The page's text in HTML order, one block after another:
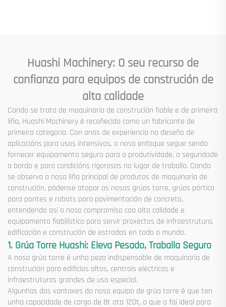
Huashi Machinery: O seu recurso de
confianza para equipos de construción de
alta calidade
Cando se trata de maquinaria de construción fiable e de primeira
liña, Huashi Machinery é recoñecida como un fabricante de
primeira categoría. Con anos de experiencia no deseño de
aplicacións para usos intensivos, o noso enfoque segue sendo
fornecer equipamento seguro para a produtividade, a seguridade
a bordo e para condicións rigorosas no lugar de traballo. Cando
se observa a nosa liña principal de produtos de maquinaria de
construción, pódense atopar as nosas grúas torre, grúas pórtico
para pontes e robots para pavimentación de concreto,
entendendo así o noso compromiso coa alta calidade e
equipamento fiabilístico para servir proxectos de infraestrutura,
edificación e construción de estradas en todo o mundo.
1. Grúa Torre Huashi: Eleva Pesado, Traballa Seguro
A nosa grúa torre é unha peza indispensable de maquinaria de
construción para edificios altos, centrais eléctricas e
infraestruturas grandes de uso especial.
Algunhas das vantaxes do noso equipo de grúa torre é que ten
unha capacidade de carga de 8t ata 120t, o que a fai ideal para